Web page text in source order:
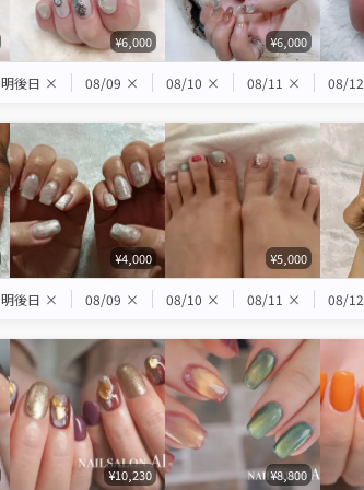
¥6,000 ¥6,000
明後日 × 08/09 × 08/10 × 08/11 × 08/12
¥4,000 ¥5,000
明後日 × 08/09 × 08/10 × 08/11 × 08/12
¥10,230 ¥8,800